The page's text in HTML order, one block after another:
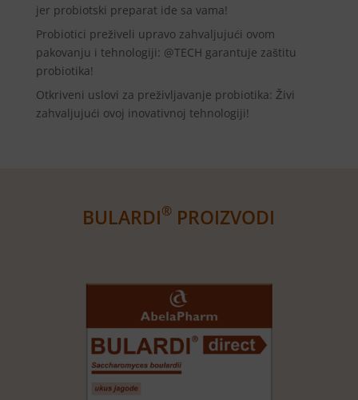
jer probiotski preparat ide sa vama!
Probiotici preživeli upravo zahvaljujući ovom
pakovanju i tehnologiji: @TECH garantuje zaštitu
probiotika!
Otkriveni uslovi za preživljavanje probiotika: Živi
zahvaljujući ovoj inovativnoj tehnologiji!
BULARDI® PROIZVODI